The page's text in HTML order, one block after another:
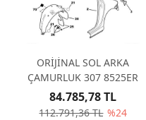
ORİJİNAL SOL ARKA
ÇAMURLUK 307 8525ER
112.791,36 TL %24
84.785,78 TL